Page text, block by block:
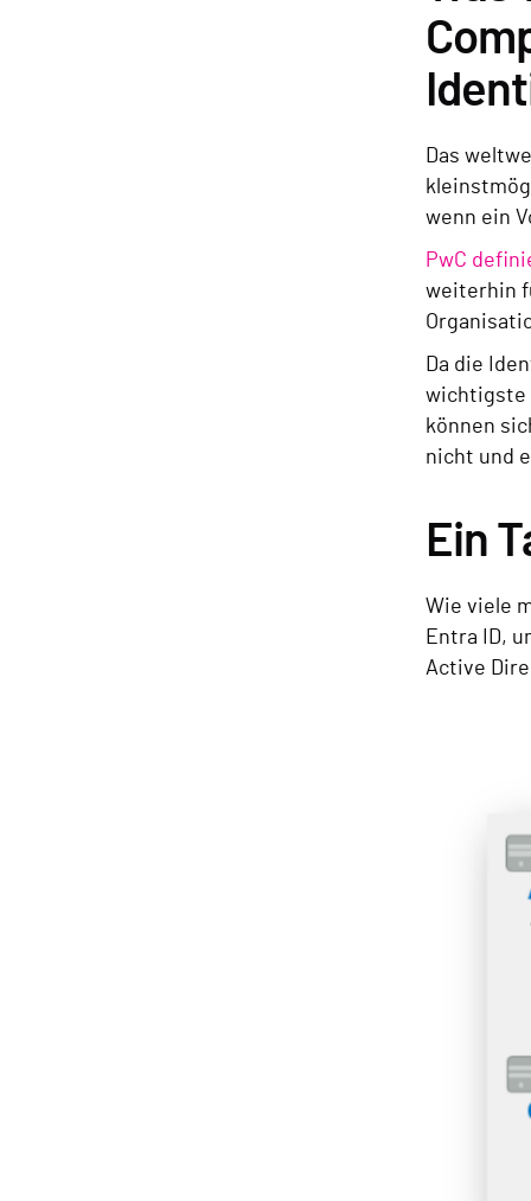
Das
wenn ein
PwC
weiterhin
Da die
wichtigste
können
nicht und
Ein
Wie viele
Entra ID,
Active